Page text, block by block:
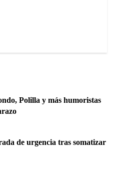
Polilla y más humoristas
de urgencia tras somatizar